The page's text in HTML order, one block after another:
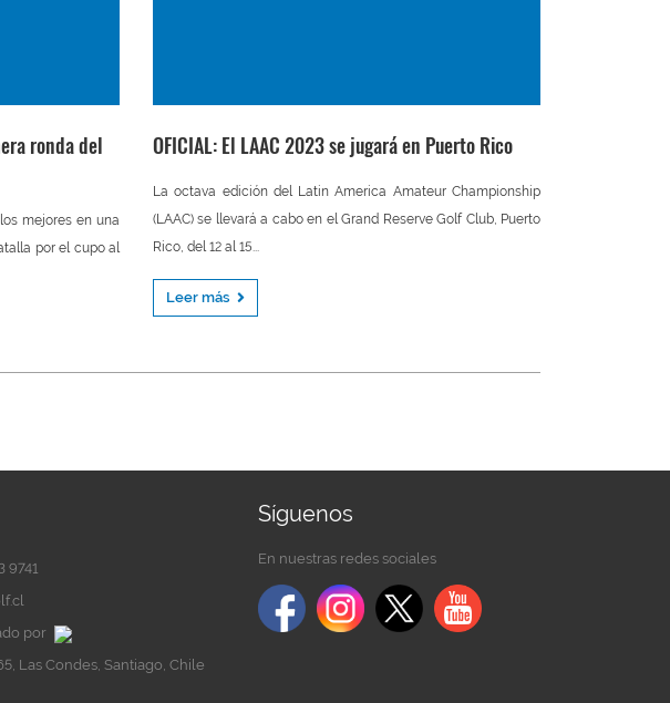
ronda del
mejores en una
por el cupo al
OFICIAL: El LAAC 2023 se jugará en Puerto Rico
La octava edición del Latin America Amateur Championship
(LAAC) se llevará a cabo en el Grand Reserve Golf Club, Puerto
Rico, del 12 al 15...
Leer más
9741
por
Las Condes, Santiago, Chile
Síguenos
En nuestras redes sociales